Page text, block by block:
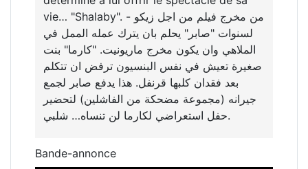
vie… "Shalaby". من مخرج فيلم من اجل زيكو -
لسنوات "صابر" يحلم بان يترك عمله الممل في
الملاهي وان يكون مخرج ماريونيت. "كارما" بنت
صغيرة تعيش في نفس البنسيون ترفض ان تتكلم
بعد فقدان كلبها قرنفل. هذا يدفع صابر لجمع
جيرانه (مجموعة مضحكة من الفاشلين) لتحضير
حفل استعراضي لكارما لن تنساه… شلبي.
Bande-annonce